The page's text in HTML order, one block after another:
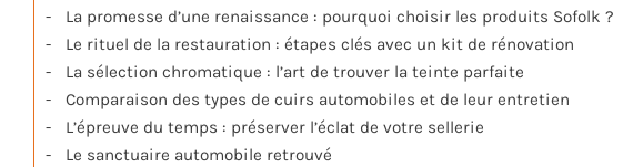
La promesse d’une renaissance : pourquoi choisir les produits Sofolk ?
Le rituel de la restauration : étapes clés avec un kit de rénovation
La sélection chromatique : l’art de trouver la teinte parfaite
Comparaison des types de cuirs automobiles et de leur entretien
L’épreuve du temps : préserver l’éclat de votre sellerie
Le sanctuaire automobile retrouvé